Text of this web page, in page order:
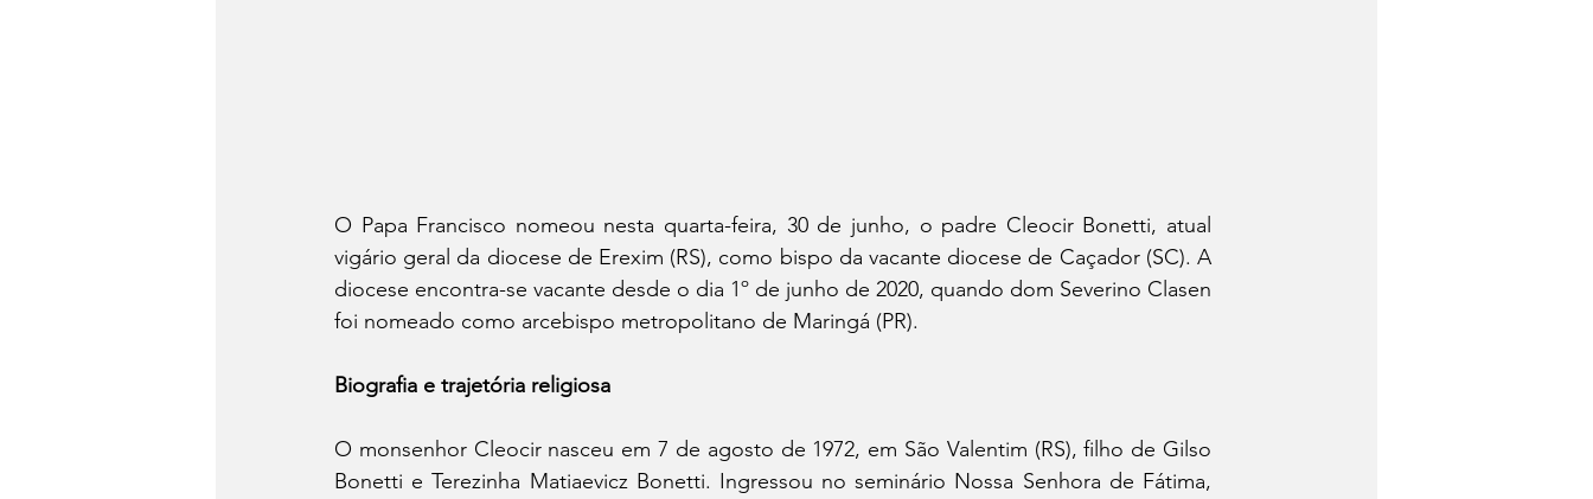
O Papa Francisco nomeou nesta quarta-feira, 30 de junho, o padre Cleocir Bonetti, atual
vigário geral da diocese de Erexim (RS), como bispo da vacante diocese de Caçador (SC). A
diocese encontra-se vacante desde o dia 1º de junho de 2020, quando dom Severino Clasen
foi nomeado como arcebispo metropolitano de Maringá (PR).
Biografia e trajetória religiosa
O monsenhor Cleocir nasceu em 7 de agosto de 1972, em São Valentim (RS), filho de Gilso
Bonetti e Terezinha Matiaevicz Bonetti. Ingressou no seminário Nossa Senhora de Fátima,